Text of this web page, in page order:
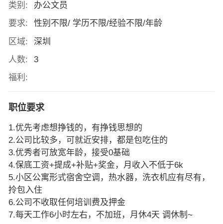
类别:
办公文员
要求:
性别不限/ 学历不限/经验不限/年龄
区域:
深圳
人数:
3
福利:
职位要求
1.优先考虑想挣钱的，有挣钱思想的
2.公司比较多，可就近安排，都是包吃住的
3.优秀者可放宽年龄，接受0基础
4.保底工资+提成+补贴+奖金，月收入不低于6k
5.小区公寓形式宿舍空调，热水器，洗衣机应有尽有，
拎包入住
6.公司不收取任何培训费及押金
7.每天工作6小时左右，不加班，月休4天 调休制~